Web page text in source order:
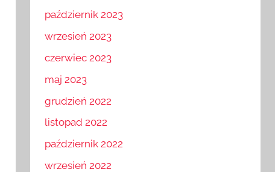
październik 2023
wrzesień 2023
czerwiec 2023
maj 2023
grudzień 2022
listopad 2022
październik 2022
wrzesień 2022